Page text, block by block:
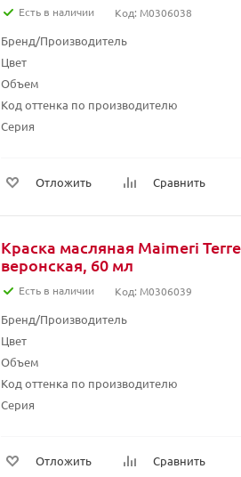
Есть в наличии Код: M0306038
Бренд/Производитель
Цвет
Объем
Код оттенка по производителю
Серия
Отложить Сравнить
Краска масляная Maimeri
веронская, 60 мл
Есть в наличии Код: M0306039
Бренд/Производитель
Цвет
Объем
Код оттенка по производителю
Серия
Отложить Сравнить